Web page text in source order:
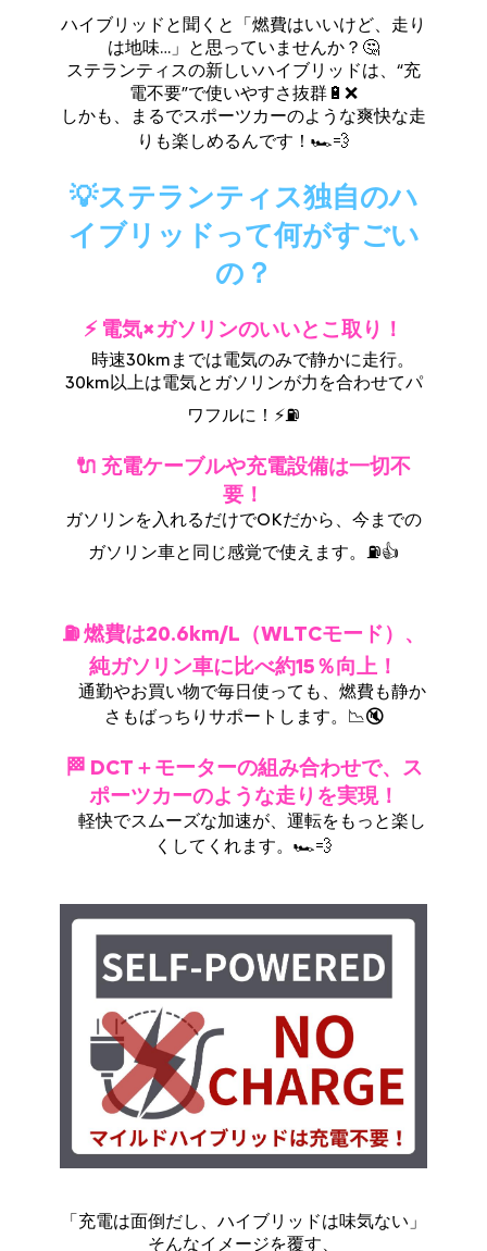
ハイブリッドと聞くと「燃費はいいけど、走り
は地味…」と思っていませんか？🤔
ステランティスの新しいハイブリッドは、“充
電不要”で使いやすさ抜群🔋❌
しかも、まるでスポーツカーのような爽快な走
りも楽しめるんです！🏎️💨
💡ステランティス独自のハ
イブリッドって何がすごい
の？
⚡ 電気×ガソリンのいいとこ取り！
時速30kmまでは電気のみで静かに走行。
30km以上は電気とガソリンが力を合わせてパ
ワフルに！⚡⛽
🔌 充電ケーブルや充電設備は一切不
要！
ガソリンを入れるだけでOKだから、今までの
ガソリン車と同じ感覚で使えます。⛽👍
⛽ 燃費は20.6km/L（WLTCモード）、
純ガソリン車に比べ約15％向上！
通勤やお買い物で毎日使っても、燃費も静か
さもばっちりサポートします。📉🔇
🏁 DCT＋モーターの組み合わせで、ス
ポーツカーのような走りを実現！
軽快でスムーズな加速が、運転をもっと楽し
くしてくれます。🏎️💨
「充電は面倒だし、ハイブリッドは味気ない」
そんなイメージを覆す、